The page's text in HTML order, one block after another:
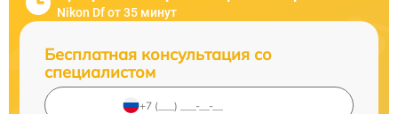
Nikon Df от 35 минут
Бесплатная консультация со
специалистом